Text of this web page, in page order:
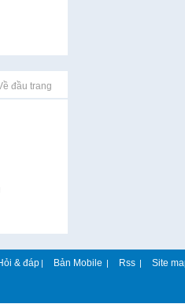
đầu trang
& đáp | Bản Mobile | Rss | Site